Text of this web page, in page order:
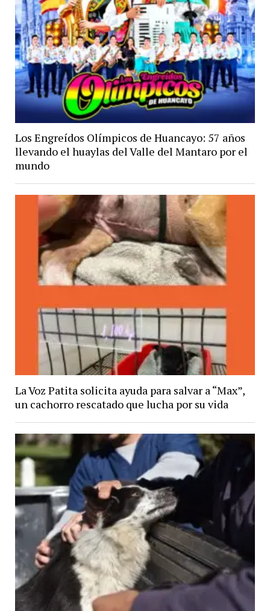
Los Engreídos Olímpicos de Huancayo: 57 años
llevando el huaylas del Valle del Mantaro por el
mundo
La Voz Patita solicita ayuda para salvar a “Max”,
un cachorro rescatado que lucha por su vida